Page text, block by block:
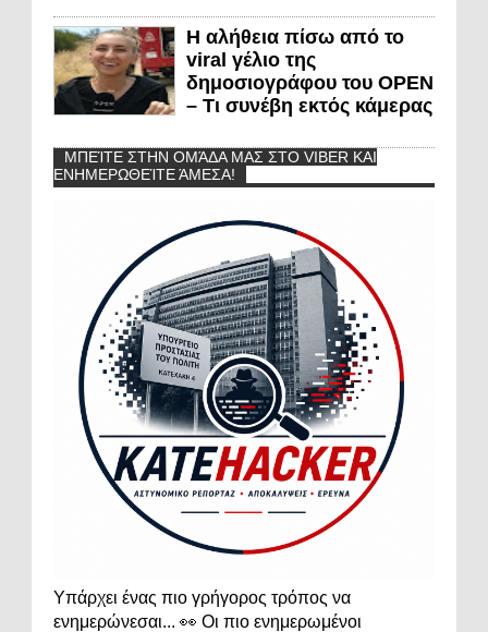
Η αλήθεια πίσω από το
viral γέλιο της
δημοσιογράφου του OPEN
– Τι συνέβη εκτός κάμερας
ΜΠΕΊΤΕ ΣΤΗΝ ΟΜΆΔΑ ΜΑΣ ΣΤΟ VIBER ΚΑΙ
ΕΝΗΜΕΡΩΘΕΊΤΕ ΆΜΕΣΑ!
Υπάρχει ένας πιο γρήγορος τρόπος να
ενημερώνεσαι... 👀 Οι πιο ενημερωμένοι